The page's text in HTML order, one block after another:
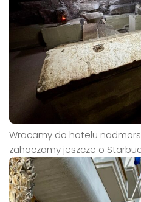
Wracamy do hotelu
zahaczamy jeszcze o